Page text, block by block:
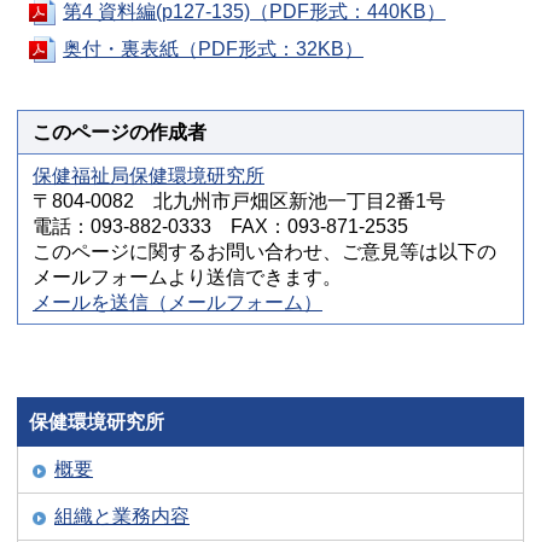
第4 資料編(p127-135)（PDF形式：440KB）
奥付・裏表紙（PDF形式：32KB）
このページの作成者
保健福祉局保健環境研究所
〒804-0082 北九州市戸畑区新池一丁目2番1号
電話：093-882-0333 FAX：093-871-2535
このページに関するお問い合わせ、ご意見等は以下の
メールフォームより送信できます。
メールを送信（メールフォーム）
保健環境研究所
概要
組織と業務内容